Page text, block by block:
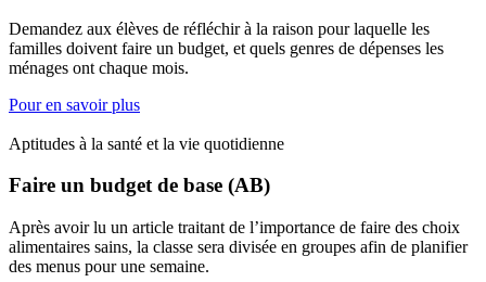
Demandez aux élèves de réfléchir à la raison pour laquelle les
familles doivent faire un budget, et quels genres de dépenses les
ménages ont chaque mois.
Pour en savoir plus
Aptitudes à la santé et la vie quotidienne
Faire un budget de base (AB)
Après avoir lu un article traitant de l’importance de faire des choix
alimentaires sains, la classe sera divisée en groupes afin de planifier
des menus pour une semaine.